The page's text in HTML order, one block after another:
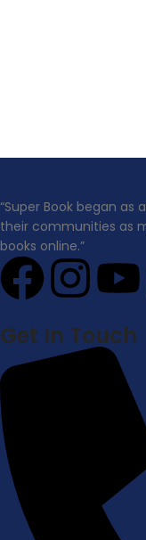
“Super Book began
their communities as
books online.”
Get In Touch